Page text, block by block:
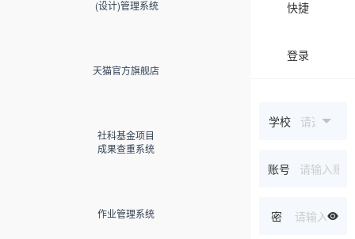
(设计)管理系统
天猫官方旗舰店
社科基金项目
成果查重系统
作业管理系统
快捷
登录
学校
账号
密 